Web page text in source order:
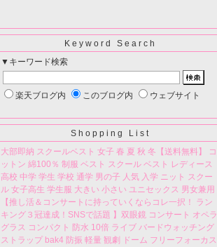
Keyword Search
▼キーワード検索
楽天ブログ内 このブログ内 ウェブサイト
Shopping List
大部即納 スクールベスト 女子 春 夏 秋 冬【送料無料】 コ
ットン 綿100％ 制服 ベスト スクール ベスト レディース
高校 中学 学生 学校 通学 男の子 人気 入学 ニット スクー
ル 女子高生 学生服 大きい 小さい ユニセックス 男女兼用
【推し活＆コンサートに持っていくならコレ一択！ ラン
キング３冠達成！SNSで話題 】双眼鏡 コンサート オペラ
グラス コンパクト 防水 10倍 ライブ バードウォッチング
ストラップ bak4 防振 軽量 観劇 ドーム フリーフォーカス